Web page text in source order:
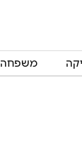
משפחה